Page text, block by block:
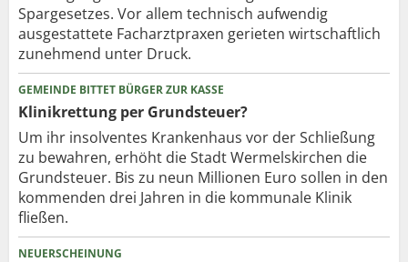
Spargesetzes. Vor allem technisch aufwendig
ausgestattete Facharztpraxen gerieten wirtschaftlich
zunehmend unter Druck.
GEMEINDE BITTET BÜRGER ZUR KASSE
Klinikrettung per Grundsteuer?
Um ihr insolventes Krankenhaus vor der Schließung
zu bewahren, erhöht die Stadt Wermelskirchen die
Grundsteuer. Bis zu neun Millionen Euro sollen in den
kommenden drei Jahren in die kommunale Klinik
fließen.
NEUERSCHEINUNG